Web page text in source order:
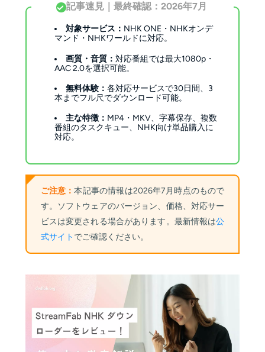
記事速見｜最終確認：2026年7月
対象サービス： NHK ONE・NHKオンデ
マンド・NHKワールドに対応。
画質・音質：対応番組では最大1080p・
AAC 2.0を選択可能。
無料体験：各対応サービスで30日間、3
本までフル尺でダウンロード可能。
主な特徴： MP4・MKV、字幕保存、複数
番組のタスクキュー、NHK向け単品購入に
対応。
ご注意：本記事の情報は2026年7月時点のもので
す。ソフトウェアのバージョン、価格、対応サー
ビスは変更される場合があります。最新情報は公
式サイト でご確認ください。